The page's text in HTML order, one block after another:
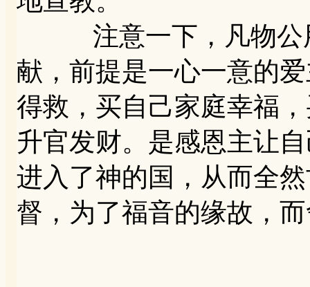
注意一下，凡物公用
献，前提是一心一意的
得救，买自己家庭幸福
升官发财。是感恩主让
进入了神的国，从而全
督，为了福音的缘故，